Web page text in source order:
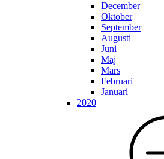
December
Oktober
September
Augusti
Juni
Maj
Mars
Februari
Januari
2020